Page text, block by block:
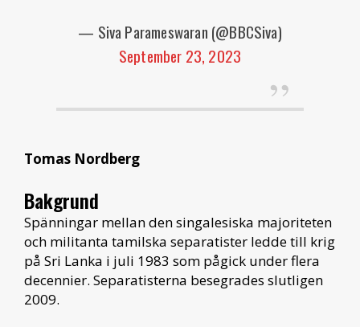
— Siva Parameswaran (@BBCSiva)
September 23, 2023
Tomas Nordberg
Bakgrund
Spänningar mellan den singalesiska majoriteten
och militanta tamilska separatister ledde till krig
på Sri Lanka i juli 1983 som pågick under flera
decennier. Separatisterna besegrades slutligen
2009.